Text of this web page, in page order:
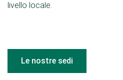
livello locale.
Le nostre sedi